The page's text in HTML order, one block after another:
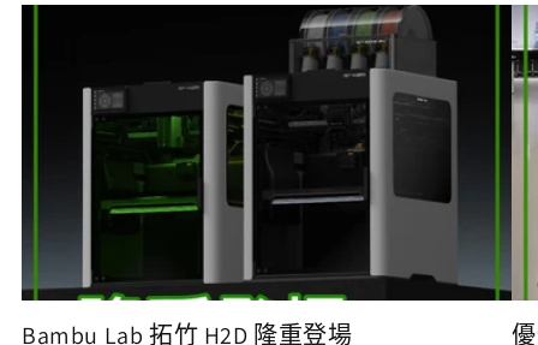
Bambu Lab 拓竹 H2D 隆重登場